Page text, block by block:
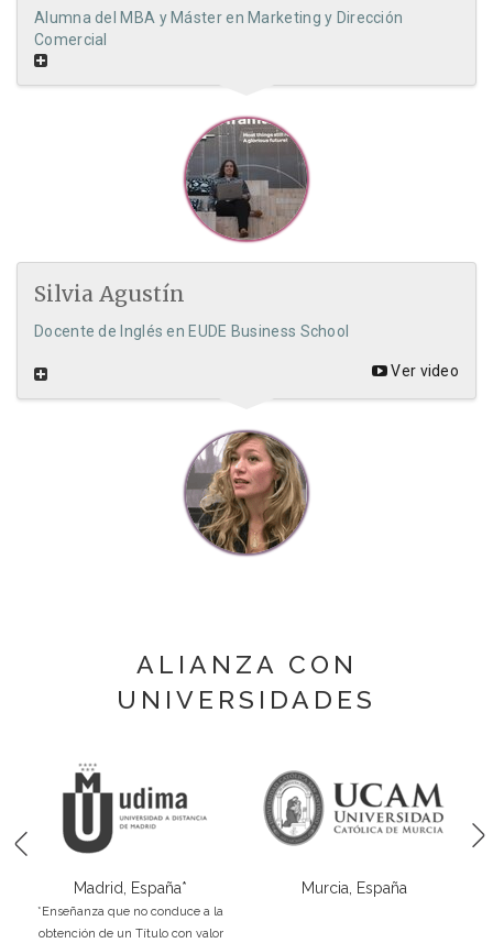
Alumna del MBA y Máster en Marketing y Dirección
Comercial
Silvia Agustín
Docente de Inglés en EUDE Business School
Ver video
ALIANZA CON
UNIVERSIDADES
Madrid, España*
*Enseñanza que no conduce a la
obtención de un Título con valor
Murcia, España